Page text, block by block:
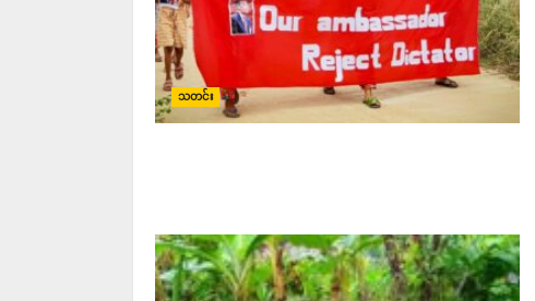
သတင်း